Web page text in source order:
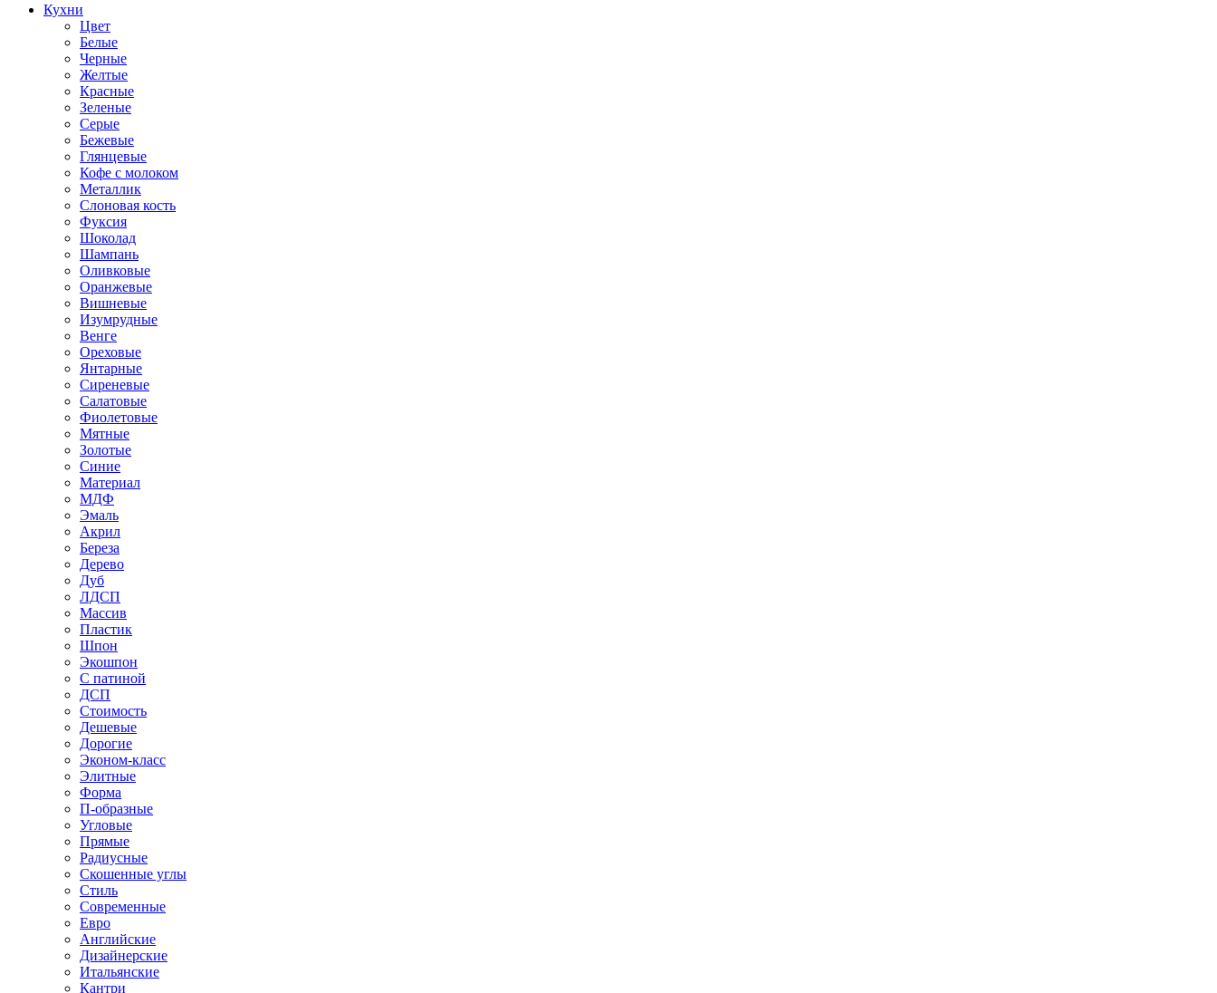
Кухни
Цвет
Белые
Черные
Желтые
Красные
Зеленые
Серые
Бежевые
Глянцевые
Кофе с молоком
Металлик
Слоновая кость
Фуксия
Шоколад
Шампань
Оливковые
Оранжевые
Вишневые
Изумрудные
Венге
Ореховые
Янтарные
Сиреневые
Салатовые
Фиолетовые
Мятные
Золотые
Синие
Материал
МДФ
Эмаль
Акрил
Береза
Дерево
Дуб
ЛДСП
Массив
Пластик
Шпон
Экошпон
С патиной
ДСП
Стоимость
Дешевые
Дорогие
Эконом-класс
Элитные
Форма
П-образные
Угловые
Прямые
Радиусные
Скошенные углы
Стиль
Современные
Евро
Английские
Дизайнерские
Итальянские
Кантри